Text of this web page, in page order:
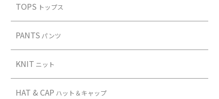
TOPS トップス
PANTS パンツ
KNIT ニット
HAT & CAP ハット＆キャップ